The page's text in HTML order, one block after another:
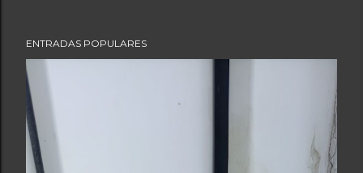
ENTRADAS POPULARES